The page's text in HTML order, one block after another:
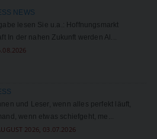
NEWS
lesen Sie u.a.: Hoffnungsmarkt
In der nahen Zukunft werden Al...
und Leser, wenn alles perfekt läuft,
wenn etwas schiefgeht, me...
2026, 03.07.2026